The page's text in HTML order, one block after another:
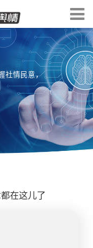
社情民意，
在这儿了